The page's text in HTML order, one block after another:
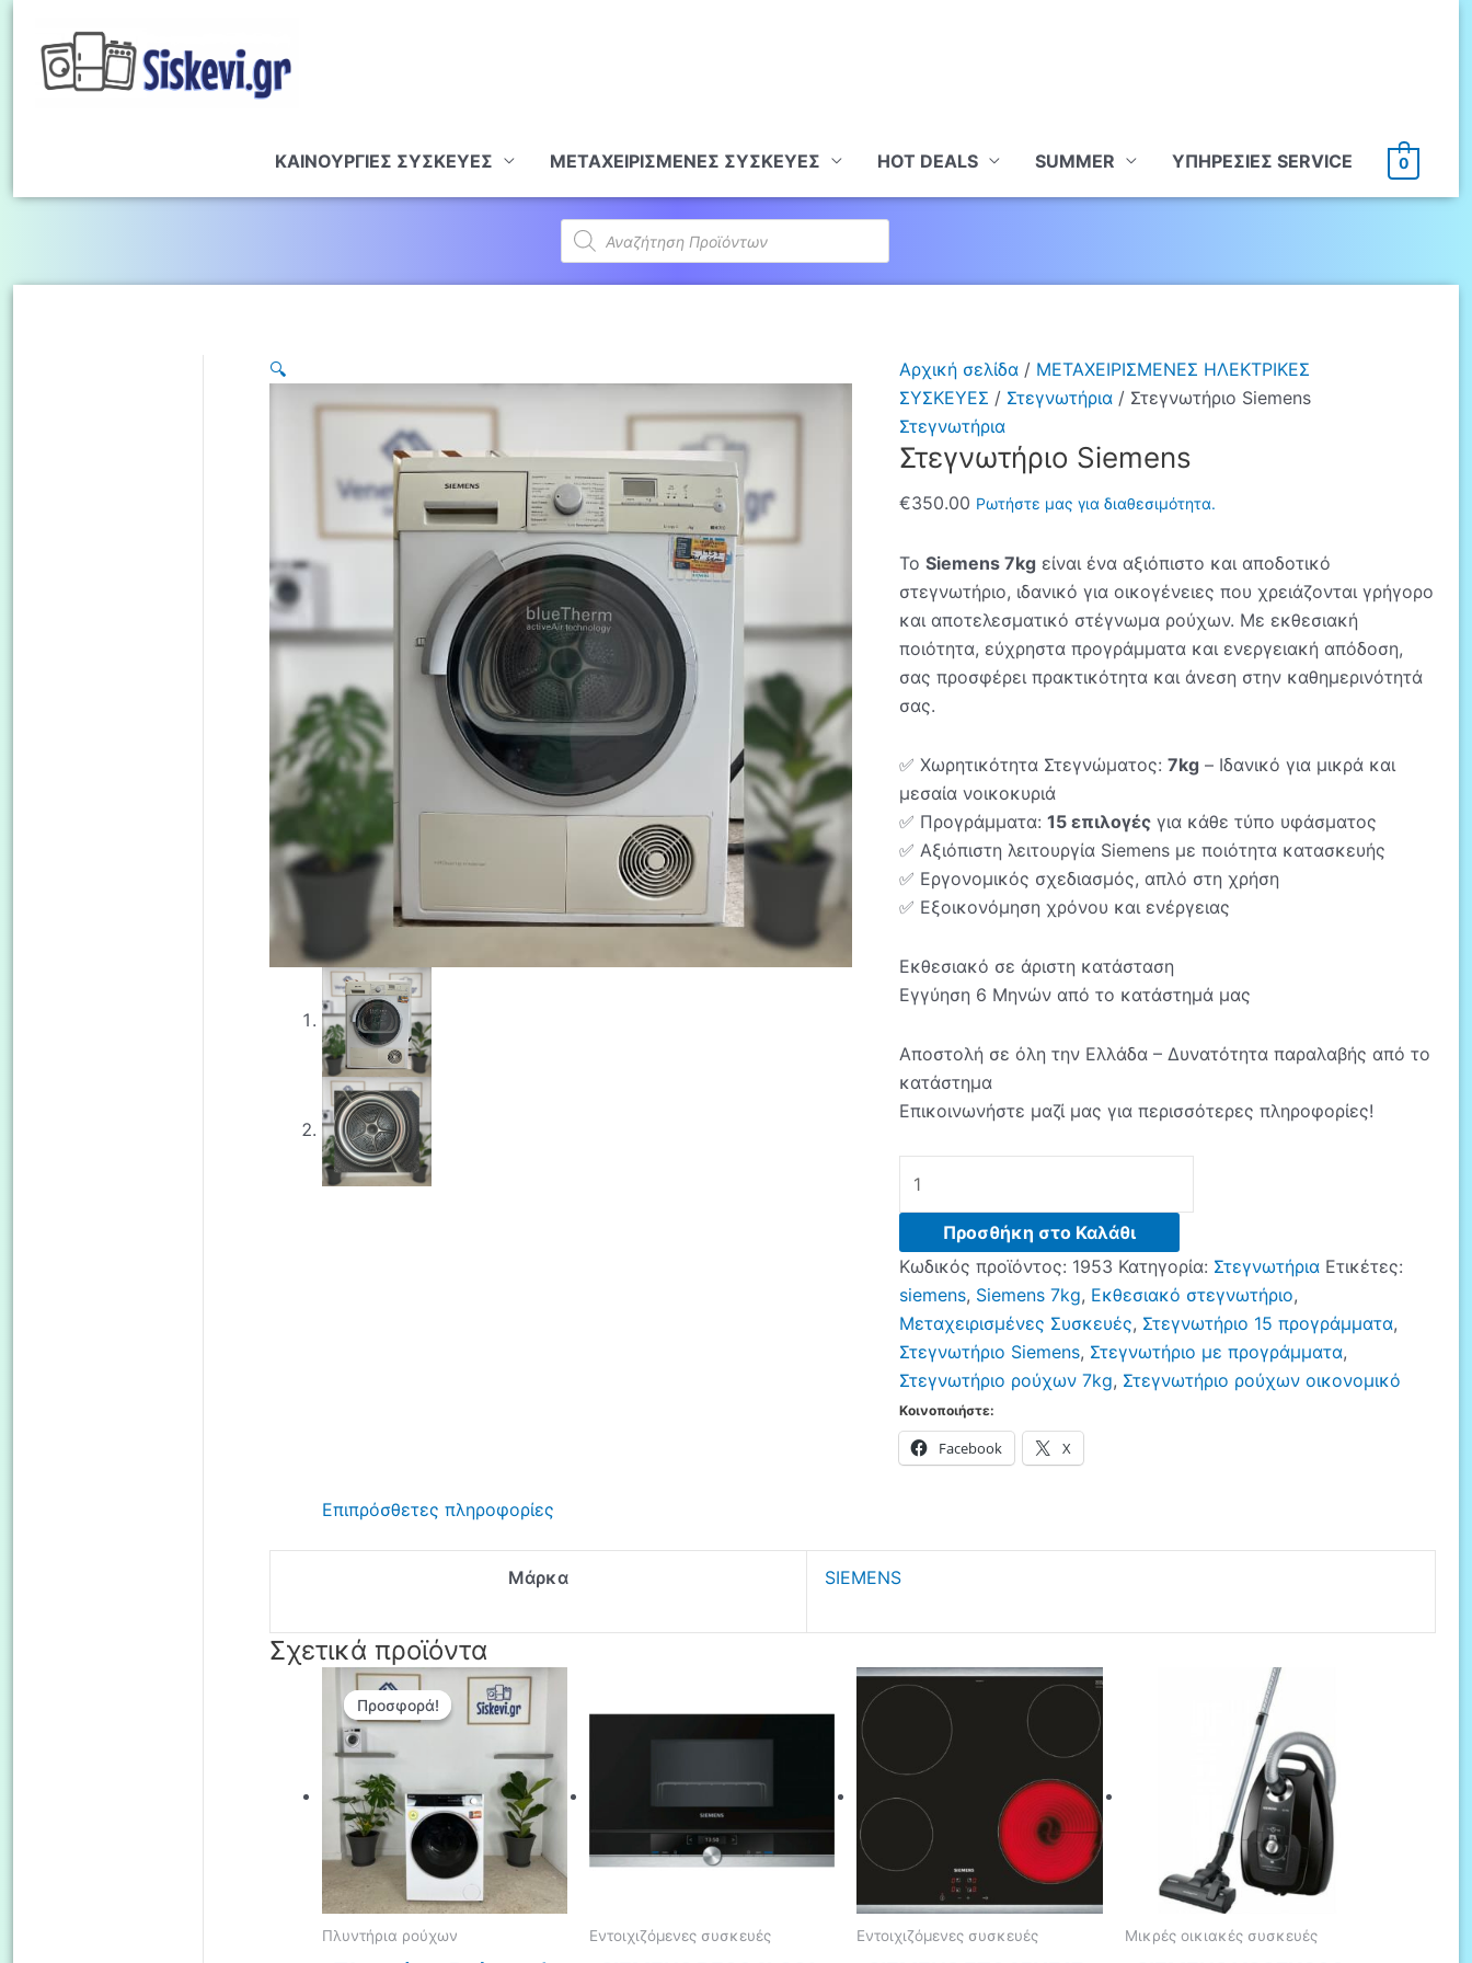
ΚΑΙΝΟΥΡΓΙΕΣ ΣΥΣΚΕΥΕΣ ΜΕΤΑΧΕΙΡΙΣΜΕΝΕΣ ΣΥΣΚΕΥΕΣ HOT DEALS SUMMER ΥΠHΡΕΣΙΕΣ SERVICE 0
Products
search
🔍 Αρχική σελίδα/ ΜΕΤΑΧΕΙΡΙΣΜΕΝΕΣ ΗΛΕΚΤΡΙΚΕΣ
ΣΥΣΚΕΥΕΣ / Στεγνωτήρια/ Στεγνωτήριο Siemens
Στεγνωτήρια
Στεγνωτήριο Siemens
€350.00 Ρωτήστε μας για διαθεσιμότητα.
Το Siemens 7kgείναι ένα αξιόπιστο και αποδοτικό
στεγνωτήριο, ιδανικό για οικογένειες που χρειάζονται γρήγορο
και αποτελεσματικό στέγνωμα ρούχων. Με εκθεσιακή
ποιότητα, εύχρηστα προγράμματα και ενεργειακή απόδοση,
σας προσφέρει πρακτικότητα και άνεση στην καθημερινότητά
σας.
✅ Χωρητικότητα Στεγνώματος: 7kg– Ιδανικό για μικρά και
μεσαία νοικοκυριά
✅ Προγράμματα: 15 επιλογέςγια κάθε τύπο υφάσματος
✅ Αξιόπιστη λειτουργία Siemens με ποιότητα κατασκευής
✅ Εργονομικός σχεδιασμός, απλό στη χρήση
✅ Εξοικονόμηση χρόνου και ενέργειας
Εκθεσιακό σε άριστη κατάσταση
Εγγύηση 6 Μηνών από το κατάστημά μας
Αποστολή σε όλη την Ελλάδα – Δυνατότητα παραλαβής από το
κατάστημα
Επικοινωνήστε μαζί μας για περισσότερες πληροφορίες!
Siemens
ποσότηταΠροσθήκη στο Καλάθι
Κωδικός προϊόντος: 1953 Κατηγορία: Στεγνωτήρια Ετικέτες:
siemens, Siemens 7kg, Εκθεσιακό στεγνωτήριο,
Μεταχειρισμένες Συσκευές, Στεγνωτήριο 15 προγράμματα,
Στεγνωτήριο Siemens, Στεγνωτήριο με προγράμματα,
Στεγνωτήριο ρούχων 7kg, Στεγνωτήριο ρούχων οικονομικό
Κοινοποιήστε:
Facebook X
Επιπρόσθετες πληροφορίες
Μάρκα SIEMENS
Σχετικά προϊόντα
Προσφορά!
Προσφορά!
Πλυντήρια ρούχων Εντοιχιζόμενες συσκευές Εντοιχιζόμενες συσκευές Μικρές οικιακές συσκευές